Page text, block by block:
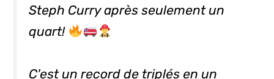
Steph Curry après seulement un
quart!
C'est un record de triplés en un